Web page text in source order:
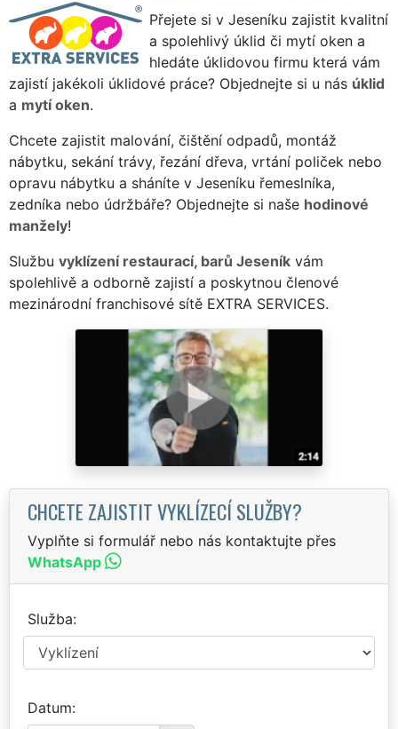
Přejete si v Jeseníku zajistit kvalitní
a spolehlivý úklid či mytí oken a
hledáte úklidovou firmu která vám
zajistí jakékoli úklidové práce? Objednejte si u nás úklid
a mytí oken.
Chcete zajistit malování, čištění odpadů, montáž
nábytku, sekání trávy, řezání dřeva, vrtání poliček nebo
opravu nábytku a sháníte v Jeseníku řemeslníka,
zedníka nebo údržbáře? Objednejte si naše hodinové
manžely!
Službu vyklízení restaurací, barů Jeseník vám
spolehlivě a odborně zajistí a poskytnou členové
mezinárodní franchisové sítě EXTRA SERVICES.
CHCETE ZAJISTIT VYKLÍZECÍ SLUŽBY?
Vyplňte si formulář nebo nás kontaktujte přes
WhatsApp
Služba
Datum